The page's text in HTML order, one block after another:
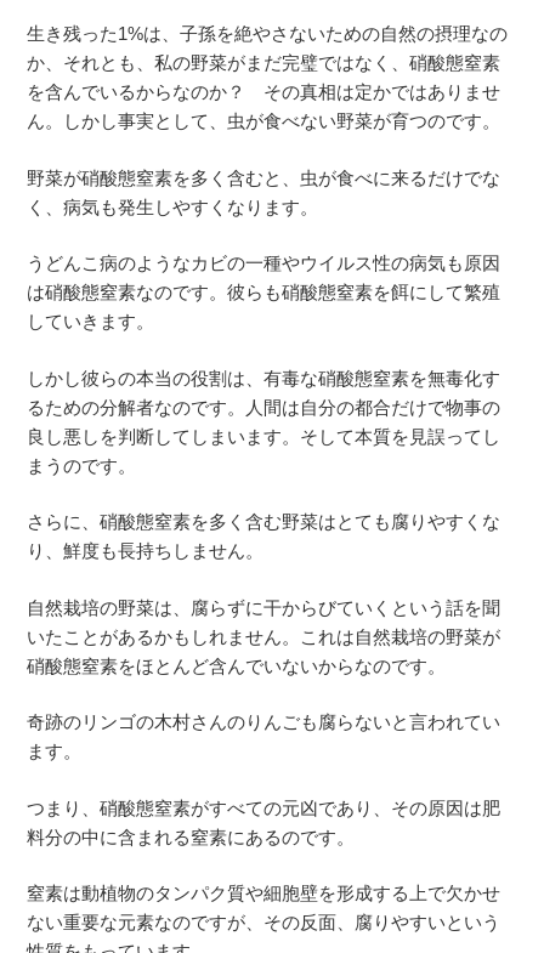
生き残った1%は、子孫を絶やさないための自然の摂理なの
か、それとも、私の野菜がまだ完璧ではなく、硝酸態窒素
を含んでいるからなのか？ その真相は定かではありませ
ん。しかし事実として、虫が食べない野菜が育つのです。
野菜が硝酸態窒素を多く含むと、虫が食べに来るだけでな
く、病気も発生しやすくなります。
うどんこ病のようなカビの一種やウイルス性の病気も原因
は硝酸態窒素なのです。彼らも硝酸態窒素を餌にして繁殖
していきます。
しかし彼らの本当の役割は、有毒な硝酸態窒素を無毒化す
るための分解者なのです。人間は自分の都合だけで物事の
良し悪しを判断してしまいます。そして本質を見誤ってし
まうのです。
さらに、硝酸態窒素を多く含む野菜はとても腐りやすくな
り、鮮度も長持ちしません。
自然栽培の野菜は、腐らずに干からびていくという話を聞
いたことがあるかもしれません。これは自然栽培の野菜が
硝酸態窒素をほとんど含んでいないからなのです。
奇跡のリンゴの木村さんのりんごも腐らないと言われてい
ます。
つまり、硝酸態窒素がすべての元凶であり、その原因は肥
料分の中に含まれる窒素にあるのです。
窒素は動植物のタンパク質や細胞壁を形成する上で欠かせ
ない重要な元素なのですが、その反面、腐りやすいという